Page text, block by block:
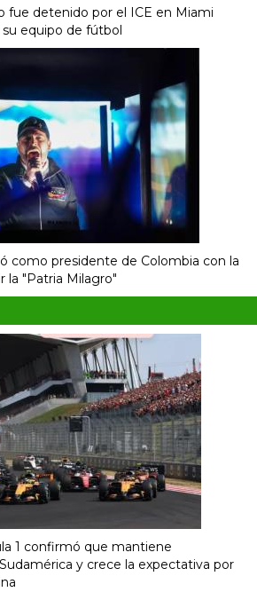
fue detenido por el ICE en Miami
equipo de fútbol
como presidente de Colombia con la
la "Patria Milagro"
1 confirmó que mantiene
y crece la expectativa por